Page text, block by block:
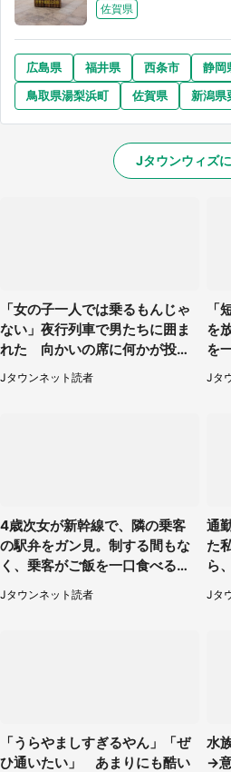
佐賀県
広島県 福井県 西条市 静岡
鳥取県湯梨浜町
佐賀県 新潟県
Jタウンウィズ
「女の子一人では乗るもんじゃ
ない」夜行列車で男たちに囲ま
れた 向かいの席に何かが投げ
られて（秋田県・60代女性）
Jタウンネット読者
「
を
を
（
Jタ
4歳次女が新幹線で、隣の乗客
の駅弁をガン見。制する間もな
く、乗客がご飯を一口食べると
（茨城県・50代女性）
Jタウンネット読者
通
た
ら
県
Jタ
「うらやましすぎるやん」「ぜ
ひ通いたい」 あまりにも酷い
水
→